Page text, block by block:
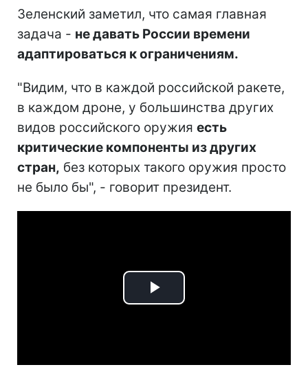
Зеленский заметил, что самая главная
задача - не давать России времени
адаптироваться к ограничениям.
"Видим, что в каждой российской ракете,
в каждом дроне, у большинства других
видов российского оружия есть
критические компоненты из других
стран, без которых такого оружия просто
не было бы", - говорит президент.
Play